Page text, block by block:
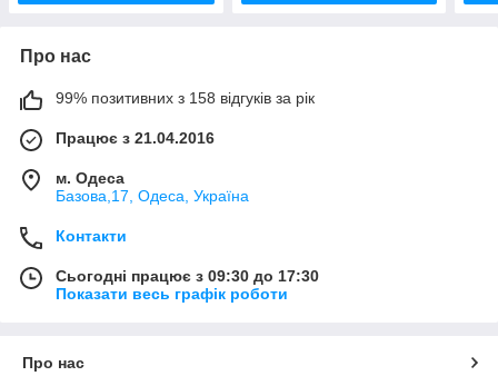
Про нас
99% позитивних з 158 відгуків за рік
Працює з 21.04.2016
м. Одеса
Базова,17, Одеса, Україна
Контакти
Сьогодні працює з 09:30 до 17:30
Показати весь графік роботи
Про нас